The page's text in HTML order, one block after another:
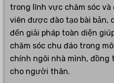
trong lĩnh vực chăm sóc
viên được đào tạo bài bản,
đến giải pháp toàn diện
chăm sóc chu đáo trong
chính ngôi nhà mình,
cho người thân.